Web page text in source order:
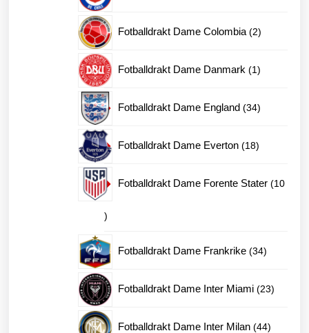
Fotballdrakt Dame Colombia 22
Fotballdrakt Dame Danmark 11
Fotballdrakt Dame England 3434
Fotballdrakt Dame Everton 1818
Fotballdrakt Dame Forente Stater 10
10
produkter
Fotballdrakt Dame Frankrike 3434
Fotballdrakt Dame Inter Miami 2323
Fotballdrakt Dame Inter Milan 4444